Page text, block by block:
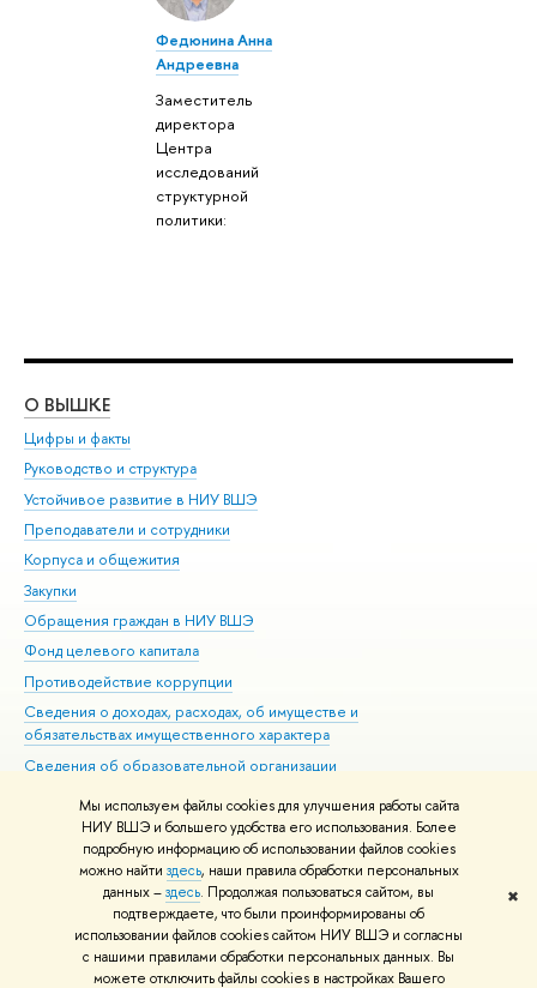
Мы используем файлы cookies для улучшения работы сайта
НИУ ВШЭ и большего удобства его использования. Более
подробную информацию об использовании файлов cookies
можно найти здесь, наши правила обработки персональных
данных –здесь. Продолжая пользоваться сайтом, вы
подтверждаете, что были проинформированы об
использовании файлов cookies сайтом НИУ ВШЭ и согласны
с нашими правилами обработки персональных данных. Вы
можете отключить файлы cookies в настройках Вашего
✖
Федюнина Анна
Андреевна
Заместитель
директора
Центра
исследований
структурной
политики:
О ВЫШКЕ
Цифры и факты
Руководство и структура
Устойчивое развитие в НИУ ВШЭ
Преподаватели и сотрудники
Корпуса и общежития
Закупки
Обращения граждан в НИУ ВШЭ
Фонд целевого капитала
Противодействие коррупции
Сведения о доходах, расходах, об имуществе и
обязательствах имущественного характера
Сведения об образовательной организации
Людям с ограниченными возможностями здоровья
Единая платежная страница
Работа в Вышке
© НИУ ВШЭ 1993–2026 Адреса и контакты Условия использования
материалов Политика конфиденциальности Карта сайта
Шрифты HSE Sans и HSE Slab разработаны вШколе дизайна НИУ ВШЭ